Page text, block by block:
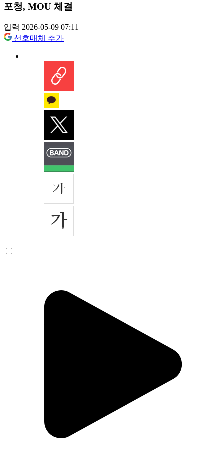
포청, MOU 체결
입력 2026-05-09 07:11
선호매체 추가